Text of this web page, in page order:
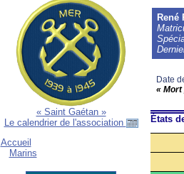
« Saint Gaétan »
Le calendrier de l'association
Accueil
Marins
René
Date
« Mort
États